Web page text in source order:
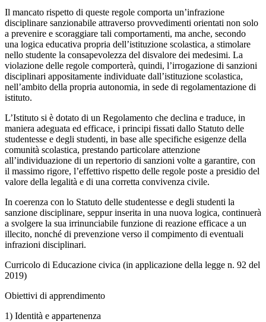
Il mancato rispetto di queste regole comporta un’infrazione
disciplinare sanzionabile attraverso provvedimenti orientati non solo
a prevenire e scoraggiare tali comportamenti, ma anche, secondo
una logica educativa propria dell’istituzione scolastica, a stimolare
nello studente la consapevolezza del disvalore dei medesimi. La
violazione delle regole comporterà, quindi, l’irrogazione di sanzioni
disciplinari appositamente individuate dall’istituzione scolastica,
nell’ambito della propria autonomia, in sede di regolamentazione di
istituto.
L’Istituto si è dotato di un Regolamento che declina e traduce, in
maniera adeguata ed efficace, i principi fissati dallo Statuto delle
studentesse e degli studenti, in base alle specifiche esigenze della
comunità scolastica, prestando particolare attenzione
all’individuazione di un repertorio di sanzioni volte a garantire, con
il massimo rigore, l’effettivo rispetto delle regole poste a presidio del
valore della legalità e di una corretta convivenza civile.
In coerenza con lo Statuto delle studentesse e degli studenti la
sanzione disciplinare, seppur inserita in una nuova logica, continuerà
a svolgere la sua irrinunciabile funzione di reazione efficace a un
illecito, nonché di prevenzione verso il compimento di eventuali
infrazioni disciplinari.
Curricolo di Educazione civica (in applicazione della legge n. 92 del
2019)
Obiettivi di apprendimento
1) Identità e appartenenza